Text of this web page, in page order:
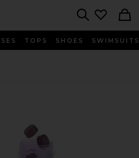
TOPS SHOES SWIMSUITS
DE VITAMINA SLEEP